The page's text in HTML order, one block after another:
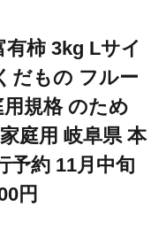
有柿 3kg Lサイ
だもの フルー
規格 のため
庭用 岐阜県 本
予約 11月中旬
円